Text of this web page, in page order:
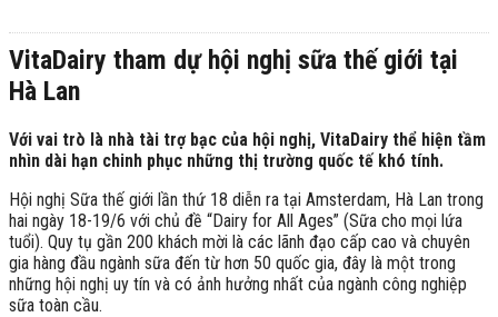
VitaDairy tham dự hội nghị sữa thế giới tại
Hà Lan
Với vai trò là nhà tài trợ bạc của hội nghị, VitaDairy thể hiện tầm
nhìn dài hạn chinh phục những thị trường quốc tế khó tính.
Hội nghị Sữa thế giới lần thứ 18 diễn ra tại Amsterdam, Hà Lan trong
hai ngày 18-19/6 với chủ đề “Dairy for All Ages” (Sữa cho mọi lứa
tuổi). Quy tụ gần 200 khách mời là các lãnh đạo cấp cao và chuyên
gia hàng đầu ngành sữa đến từ hơn 50 quốc gia, đây là một trong
những hội nghị uy tín và có ảnh hưởng nhất của ngành công nghiệp
sữa toàn cầu.